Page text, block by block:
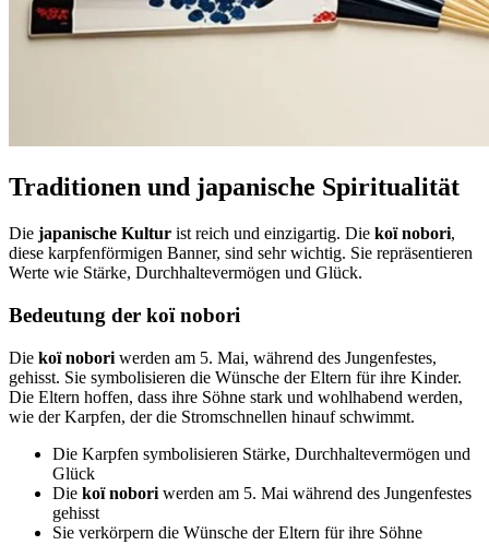
Traditionen und japanische Spiritualität
Die japanische Kultur ist reich und einzigartig. Die koï nobori,
diese karpfenförmigen Banner, sind sehr wichtig. Sie repräsentieren
Werte wie Stärke, Durchhaltevermögen und Glück.
Bedeutung der koï nobori
Die koï nobori werden am 5. Mai, während des Jungenfestes,
gehisst. Sie symbolisieren die Wünsche der Eltern für ihre Kinder.
Die Eltern hoffen, dass ihre Söhne stark und wohlhabend werden,
wie der Karpfen, der die Stromschnellen hinauf schwimmt.
Die Karpfen symbolisieren Stärke, Durchhaltevermögen und
Glück
Die koï nobori werden am 5. Mai während des Jungenfestes
gehisst
Sie verkörpern die Wünsche der Eltern für ihre Söhne